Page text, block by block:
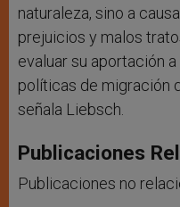
naturaleza, sino a
prejuicios y malos
evaluar su aportación
políticas de migración
señala Liebsch.
Publicaciones
Publicaciones no